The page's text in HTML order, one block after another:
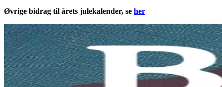
Øvrige bidrag til årets julekalender, se her